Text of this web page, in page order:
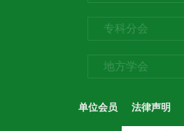
单位会员 法律声明